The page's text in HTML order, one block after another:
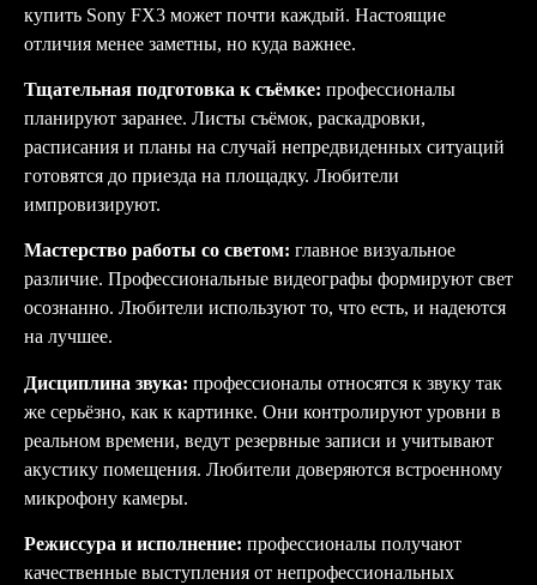
купить Sony FX3 может почти каждый. Настоящие
отличия менее заметны, но куда важнее.
Тщательная подготовка к съёмке: профессионалы
планируют заранее. Листы съёмок, раскадровки,
расписания и планы на случай непредвиденных ситуаций
готовятся до приезда на площадку. Любители
импровизируют.
Мастерство работы со светом: главное визуальное
различие. Профессиональные видеографы формируют свет
осознанно. Любители используют то, что есть, и надеются
на лучшее.
Дисциплина звука: профессионалы относятся к звуку так
же серьёзно, как к картинке. Они контролируют уровни в
реальном времени, ведут резервные записи и учитывают
акустику помещения. Любители доверяются встроенному
микрофону камеры.
Режиссура и исполнение: профессионалы получают
качественные выступления от непрофессиональных